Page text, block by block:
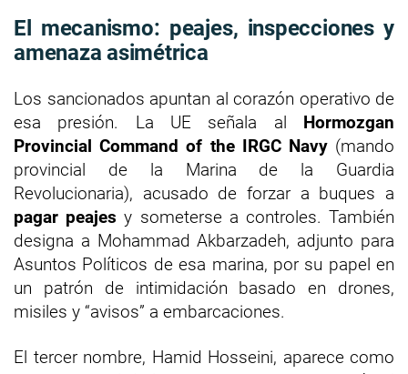
El mecanismo: peajes, inspecciones y
amenaza asimétrica
Los sancionados apuntan al corazón operativo de
esa presión. La UE señala al Hormozgan
Provincial Command of the IRGC Navy(mando
provincial de la Marina de la Guardia
Revolucionaria), acusado de forzar a buques a
pagar peajes y someterse a controles. También
designa a Mohammad Akbarzadeh, adjunto para
Asuntos Políticos de esa marina, por su papel en
un patrón de intimidación basado en drones,
misiles y “avisos” a embarcaciones.
El tercer nombre, Hamid Hosseini, aparece como